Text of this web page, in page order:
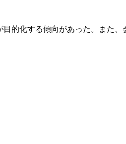
的化する傾向があった。また